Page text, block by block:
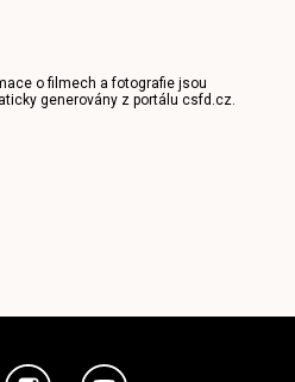
o filmech a fotografie jsou
generovány z portálucsfd.cz.